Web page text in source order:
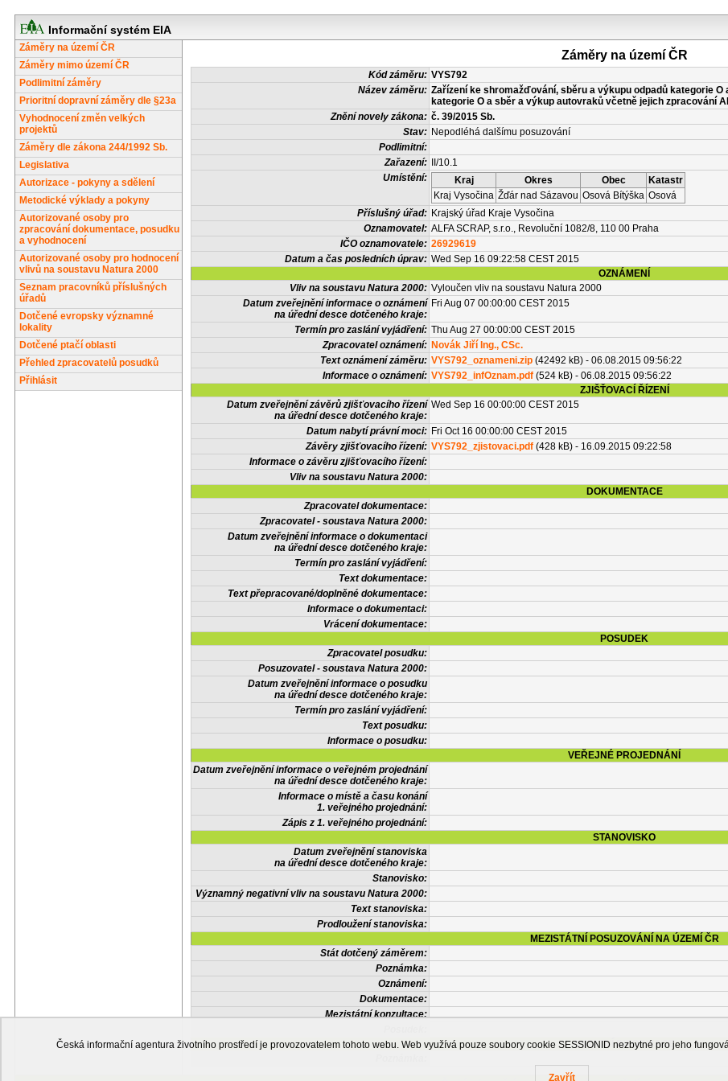
Informační systém EIA
Záměry na území ČR
Záměry mimo území ČR
Podlimitní záměry
Prioritní dopravní záměry dle §23a
Vyhodnocení změn velkých
projektů
Záměry dle zákona 244/1992 Sb.
Legislativa
Autorizace - pokyny a sdělení
Metodické výklady a pokyny
Autorizované osoby pro
zpracování dokumentace, posudku
a vyhodnocení
Autorizované osoby pro hodnocení
vlivů na soustavu Natura 2000
Seznam pracovníků příslušných
úřadů
Dotčené evropsky významné
lokality
Dotčené ptačí oblasti
Přehled zpracovatelů posudků
Přihlásit
Záměry na území ČR
Kód záměru: VYS792
Název záměru: Zařízení ke shromažďování, sběru a výkupu odpadů kategorie
kategorie O a sběr a výkup autovraků včetně jejich zpracování
Znění novely zákona: č. 39/2015 Sb.
Stav: Nepodléhá dalšímu posuzování
Podlimitní:
Zařazení:
II/10.1
Umístění:
Kraj Okres Obec
Katastr
Kraj Vysočina Žďár nad Sázavou Osová Bítýška Osová
Příslušný úřad: Krajský úřad Kraje Vysočina
Oznamovatel: ALFA SCRAP, s.r.o., Revoluční 1082/8, 110 00 Praha
IČO oznamovatele: 26929619
Datum a čas posledních úprav: Wed Sep 16 09:22:58 CEST 2015
OZNÁMENÍ
Vliv na soustavu Natura 2000: Vyloučen vliv na soustavu Natura 2000
Datum zveřejnění informace o oznámení
na úřední desce dotčeného kraje:
Fri Aug 07 00:00:00 CEST 2015
Termín pro zaslání vyjádření: Thu Aug 27 00:00:00 CEST 2015
Zpracovatel oznámení: Novák Jiří Ing., CSc.
Text oznámení záměru: VYS792_oznameni.zip (42492 kB) - 06.08.2015 09:56:22
Informace o oznámení: VYS792_infOznam.pdf (524 kB) - 06.08.2015 09:56:22
ZJIŠŤOVACÍ ŘÍZENÍ
Datum zveřejnění závěrů zjišťovacího řízení
na úřední desce dotčeného kraje:
Wed Sep 16 00:00:00 CEST 2015
Datum nabytí právní moci: Fri Oct 16 00:00:00 CEST 2015
Závěry zjišťovacího řízení: VYS792_zjistovaci.pdf (428 kB) - 16.09.2015 09:22:58
Informace o závěru zjišťovacího řízení:
Vliv na soustavu Natura 2000:
DOKUMENTACE
Zpracovatel dokumentace:
Zpracovatel - soustava Natura 2000:
Datum zveřejnění informace o dokumentaci
na úřední desce dotčeného kraje:
Termín pro zaslání vyjádření:
Text dokumentace:
Text přepracované/doplněné dokumentace:
Informace o dokumentaci:
Vrácení dokumentace:
POSUDEK
Zpracovatel posudku:
Posuzovatel - soustava Natura 2000:
Datum zveřejnění informace o posudku
na úřední desce dotčeného kraje:
Termín pro zaslání vyjádření:
Text posudku:
Informace o posudku:
VEŘEJNÉ PROJEDNÁNÍ
Datum zveřejnění informace o veřejném projednání
na úřední desce dotčeného kraje:
Informace o místě a času konání
1. veřejného projednání:
Zápis z 1. veřejného projednání:
STANOVISKO
Datum zveřejnění stanoviska
na úřední desce dotčeného kraje:
Stanovisko:
Významný negativní vliv na soustavu Natura 2000:
Text stanoviska:
Prodloužení stanoviska:
MEZISTÁTNÍ POSUZOVÁNÍ NA ÚZEMÍ ČR
Stát dotčený záměrem:
Poznámka:
Oznámení:
Dokumentace:
Mezistátní konzultace:
OSTATNÍ INFORMACE
Česká informační agentura životního prostředí je provozovatelem tohoto webu. Web využívá pouze soubory cookie SESSIONID nezbytné pro jeho
Zavřít